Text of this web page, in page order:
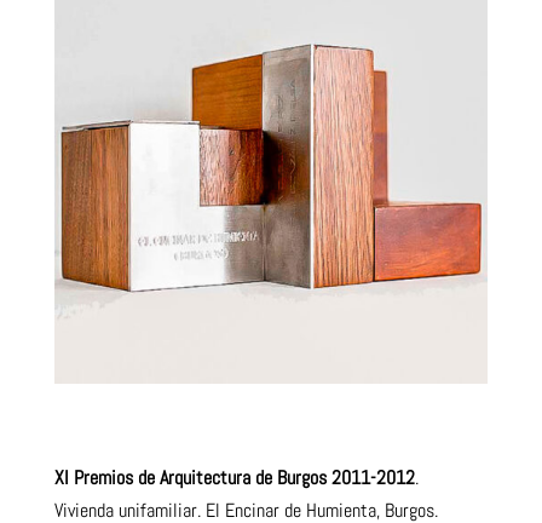
XI Premios de Arquitectura de Burgos 2011-2012.
Vivienda unifamiliar. El Encinar de Humienta, Burgos.